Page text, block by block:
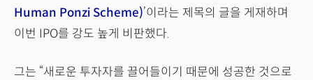
Human Ponzi Scheme)’이라는 제목의 글을 게재하며
이번 IPO를 강도 높게 비판했다.
그는 “새로운 투자자를 끌어들이기 때문에 성공한 것으로